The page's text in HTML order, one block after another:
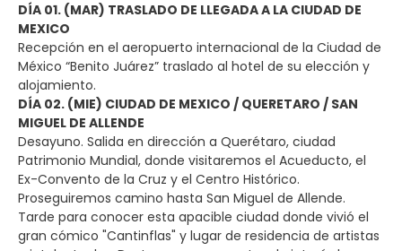
DÍA 01. (MAR) TRASLADO DE LLEGADA A LA CIUDAD DE
MEXICO
Recepción en el aeropuerto internacional de la Ciudad de
México “Benito Juárez” traslado al hotel de su elección y
alojamiento.
DÍA 02. (MIE) CIUDAD DE MEXICO / QUERETARO / SAN
MIGUEL DE ALLENDE
Desayuno. Salida en dirección a Querétaro, ciudad
Patrimonio Mundial, donde visitaremos el Acueducto, el
Ex-Convento de la Cruz y el Centro Histórico.
Proseguiremos camino hasta San Miguel de Allende.
Tarde para conocer esta apacible ciudad donde vivió el
gran cómico "Cantinflas" y lugar de residencia de artistas